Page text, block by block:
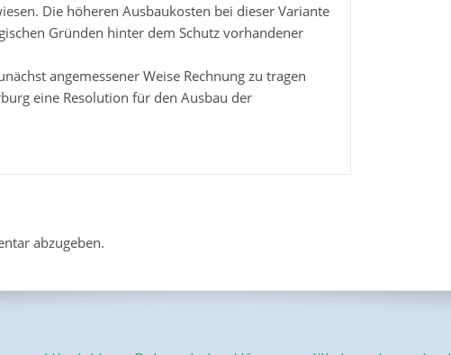
Die höheren Ausbaukosten bei dieser Variante
Gründen hinter dem Schutz vorhandener
angemessener Weise Rechnung zu tragen
eine Resolution für den Ausbau der
abzugeben.